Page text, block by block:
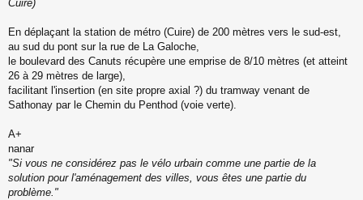
u
Cuire)
En déplaçant la station de métro (Cuire) de 200 mètres vers le sud-est,
au sud du pont sur la rue de La Galoche,
le boulevard des Canuts récupère une emprise de 8/10 mètres (et atteint
26 à 29 mètres de large),
facilitant l'insertion (en site propre axial ?) du tramway venant de
Sathonay par le Chemin du Penthod (voie verte).
A+
nanar
"Si vous ne considérez pas le vélo urbain comme une partie de la
solution pour l'aménagement des villes, vous êtes une partie du
problème."